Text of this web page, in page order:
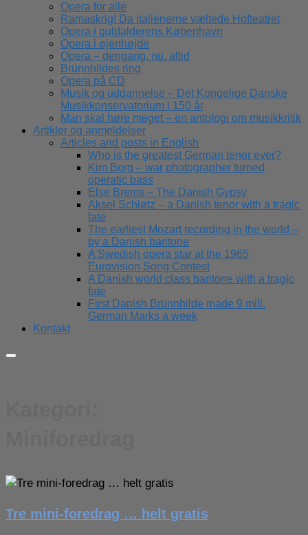
Opera for alle
Ramaskrig! Da italienerne væltede Hofteatret
Opera i guldalderens København
Opera i øjenhøjde
Opera – dengang, nu, altid
Brünnhildes ring
Opera på CD
Musik og uddannelse – Det Kongelige Danske
Musikkonservatorium i 150 år
Man skal høre meget – en antologi om musikkritik
Artikler og anmeldelser
Articles and posts in English
Who is the greatest German tenor ever?
Kim Borg – war photographer turned
operatic bass
Else Brems – The Danish Gypsy
Aksel Schiøtz – a Danish tenor with a tragic
fate
The earliest Mozart recording in the world –
by a Danish baritone
A Swedish opera star at the 1965
Eurovision Song Contest
A Danish world class baritone with a tragic
fate
First Danish Brünnhilde made 9 mill.
German Marks a week
Kontakt
Tre mini-foredrag … helt gratis